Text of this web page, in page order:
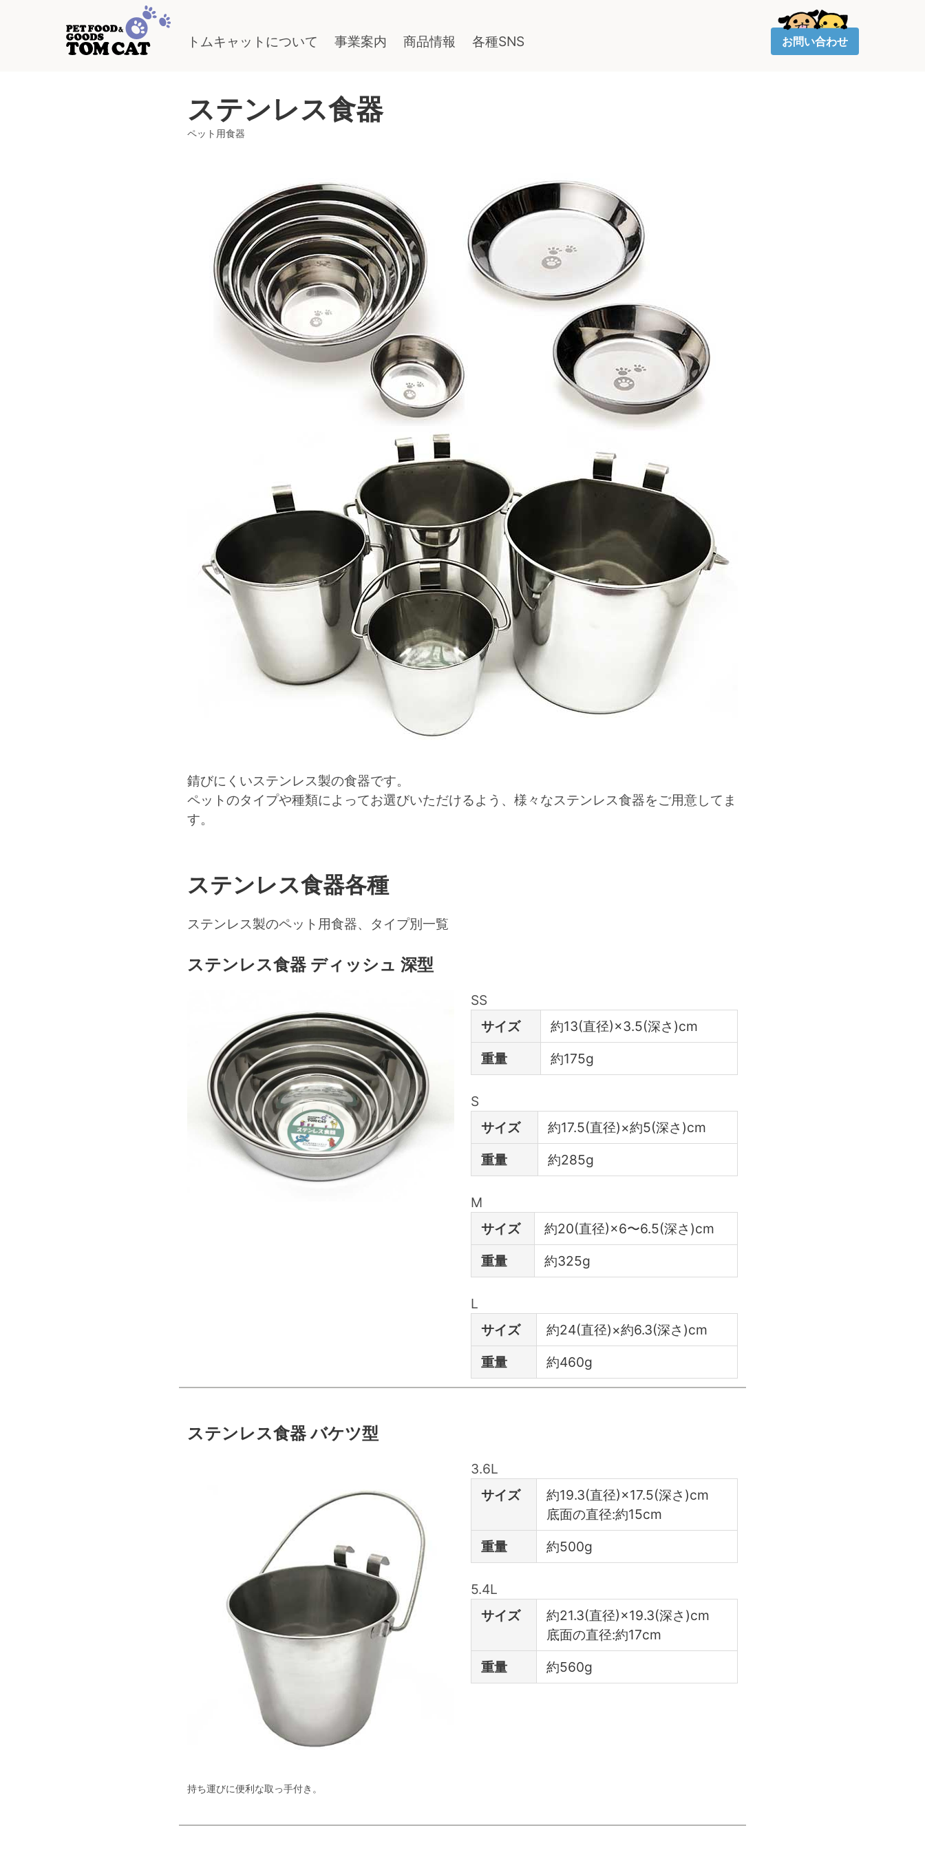
トムキャットについて 事業案内 商品情報 各種SNS お問い合わせ
ステンレス食器
ペット用食器
錆びにくいステンレス製の食器です。
ペットのタイプや種類によってお選びいただけるよう、様々なステンレス食器をご用意してま
す。
ステンレス食器各種
ステンレス製のペット用食器、タイプ別一覧
ステンレス食器 ディッシュ 深型
SS
サイズ
約13(直径)×3.5(深さ)cm
重量
約175g
S
サイズ
約17.5(直径)×約5(深さ)cm
重量
約285g
M
サイズ
約20(直径)×6〜6.5(深さ)cm
重量
約325g
L
サイズ
約24(直径)×約6.3(深さ)cm
重量
約460g
ステンレス食器 バケツ型
持ち運びに便利な取っ手付き。
3.6L
サイズ
約19.3(直径)×17.5(深さ)cm
底面の直径:約15cm
重量
約500g
5.4L
サイズ
約21.3(直径)×19.3(深さ)cm
底面の直径:約17cm
重量
約560g